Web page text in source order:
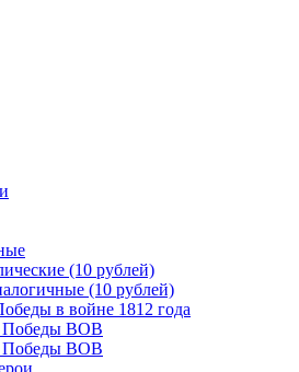
(10 рублей)
(10 рублей)
в войне 1812 года
Победы ВОВ
Победы ВОВ